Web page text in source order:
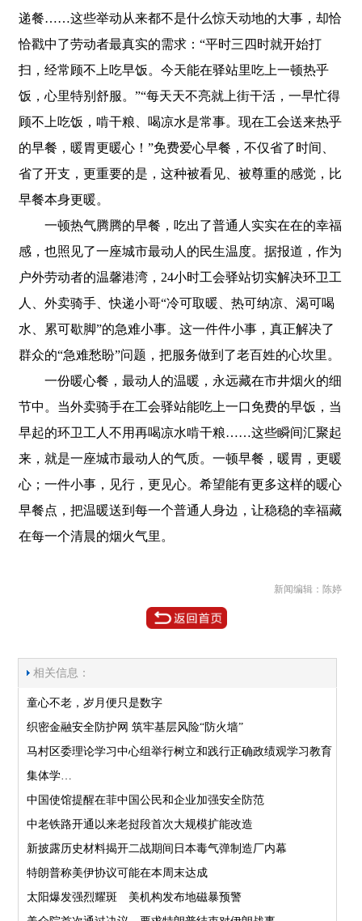
递餐……这些举动从来都不是什么惊天动地的大事，却恰
恰戳中了劳动者最真实的需求：“平时三四时就开始打
扫，经常顾不上吃早饭。今天能在驿站里吃上一顿热乎
饭，心里特别舒服。”“每天天不亮就上街干活，一早忙得
顾不上吃饭，啃干粮、喝凉水是常事。现在工会送来热乎
的早餐，暖胃更暖心！”免费爱心早餐，不仅省了时间、
省了开支，更重要的是，这种被看见、被尊重的感觉，比
早餐本身更暖。
一顿热气腾腾的早餐，吃出了普通人实实在在的幸福
感，也照见了一座城市最动人的民生温度。据报道，作为
户外劳动者的温馨港湾，24小时工会驿站切实解决环卫工
人、外卖骑手、快递小哥“冷可取暖、热可纳凉、渴可喝
水、累可歇脚”的急难小事。这一件件小事，真正解决了
群众的“急难愁盼”问题，把服务做到了老百姓的心坎里。
一份暖心餐，最动人的温暖，永远藏在市井烟火的细
节中。当外卖骑手在工会驿站能吃上一口免费的早饭，当
早起的环卫工人不用再喝凉水啃干粮……这些瞬间汇聚起
来，就是一座城市最动人的气质。一顿早餐，暖胃，更暖
心；一件小事，见行，更见心。希望能有更多这样的暖心
早餐点，把温暖送到每一个普通人身边，让稳稳的幸福藏
在每一个清晨的烟火气里。
新闻编辑：陈婷
相关信息：
童心不老，岁月便只是数字
织密金融安全防护网 筑牢基层风险“防火墙”
马村区委理论学习中心组举行树立和践行正确政绩观学习教育
集体学…
中国使馆提醒在菲中国公民和企业加强安全防范
中老铁路开通以来老挝段首次大规模扩能改造
新披露历史材料揭开二战期间日本毒气弹制造厂内幕
特朗普称美伊协议可能在本周末达成
太阳爆发强烈耀斑 美机构发布地磁暴预警